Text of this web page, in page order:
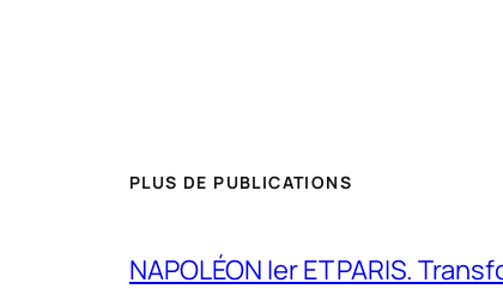
PLUS DE PUBLICATIONS
NAPOLÉON Ier ET PARIS.